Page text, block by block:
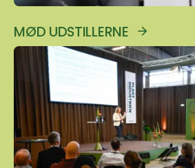
MØD UDSTILLERNE